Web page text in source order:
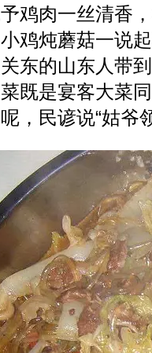
鸡肉一丝清香
鸡炖蘑菇一说
东的山东人带
既是宴客大菜
，民谚说“姑爷